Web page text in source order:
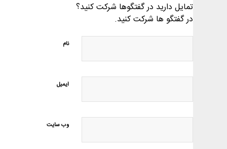
تمایل دارید در گفتگوها شرکت کنید؟
در گفتگو ها شرکت کنید.
نام
ایمیل
وب‌ سایت